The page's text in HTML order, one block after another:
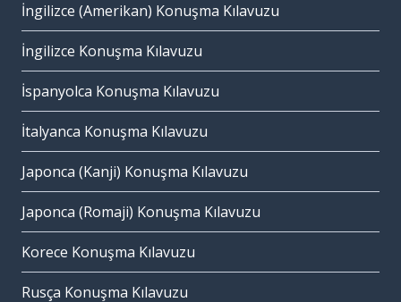
İngilizce (Amerikan) Konuşma Kılavuzu
İngilizce Konuşma Kılavuzu
İspanyolca Konuşma Kılavuzu
İtalyanca Konuşma Kılavuzu
Japonca (Kanji) Konuşma Kılavuzu
Japonca (Romaji) Konuşma Kılavuzu
Korece Konuşma Kılavuzu
Rusça Konuşma Kılavuzu